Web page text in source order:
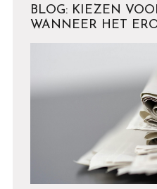
BLOG: KIEZEN
WANNEER HET